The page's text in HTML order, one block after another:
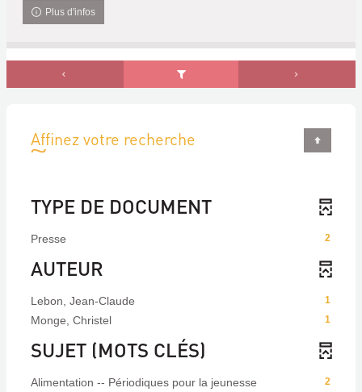
Plus d'infos
Affinez votre recherche
TYPE DE DOCUMENT
2
Presse
AUTEUR
1
Lebon, Jean-Claude
1
Monge, Christel
SUJET (MOTS CLÉS)
2
Alimentation -- Périodiques pour la jeunesse